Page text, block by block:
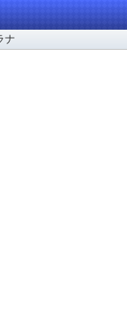
ナ